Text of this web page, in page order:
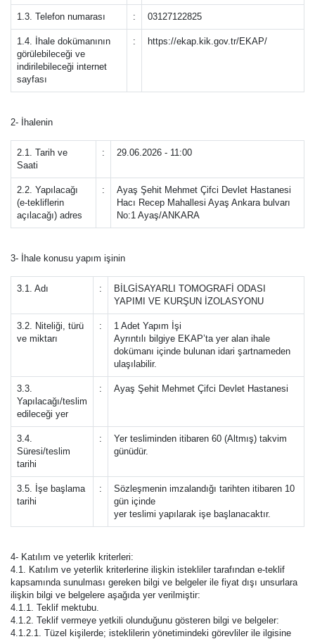
1.3. Telefon numarası : 03127122825
1.4. İhale dokümanının
görülebileceği ve
indirilebileceği internet
sayfası
: https://ekap.kik.gov.tr/EKAP/
2- İhalenin
2.1. Tarih ve
Saati
: 29.06.2026 - 11:00
2.2. Yapılacağı
(e-tekliflerin
açılacağı) adres
:
Ayaş Şehit Mehmet Çifci Devlet Hastanesi
Hacı Recep Mahallesi Ayaş Ankara bulvarı
No:1 Ayaş/ANKARA
3- İhale konusu yapım işinin
3.1. Adı :
BİLGİSAYARLI TOMOGRAFİ ODASI
YAPIMI VE KURŞUN İZOLASYONU
3.2. Niteliği, türü
ve miktarı
:
1 Adet Yapım İşi
Ayrıntılı bilgiye EKAP’ta yer alan ihale
dokümanı içinde bulunan idari şartnameden
ulaşılabilir.
3.3.
Yapılacağı/teslim
edileceği yer
: Ayaş Şehit Mehmet Çifci Devlet Hastanesi
3.4.
Süresi/teslim
tarihi
:
Yer tesliminden itibaren 60 (Altmış) takvim
günüdür.
3.5. İşe başlama
tarihi
:
Sözleşmenin imzalandığı tarihten itibaren 10
gün içinde
yer teslimi yapılarak işe başlanacaktır.
4- Katılım ve yeterlik kriterleri:
4.1. Katılım ve yeterlik kriterlerine ilişkin istekliler tarafından e-teklif
kapsamında sunulması gereken bilgi ve belgeler ile fiyat dışı unsurlara
ilişkin bilgi ve belgelere aşağıda yer verilmiştir:
4.1.1. Teklif mektubu.
4.1.2. Teklif vermeye yetkili olunduğunu gösteren bilgi ve belgeler:
4.1.2.1. Tüzel kişilerde; isteklilerin yönetimindeki görevliler ile ilgisine